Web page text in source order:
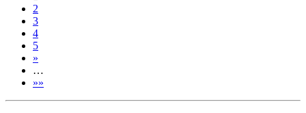
2
3
4
5
»
…
»»